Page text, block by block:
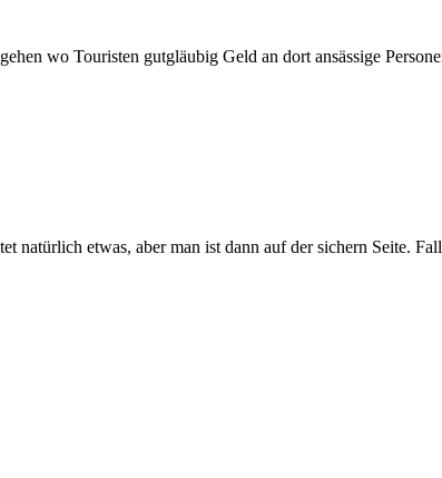
wo Touristen gutgläubig Geld an dort ansässige
etwas, aber man ist dann auf der sichern Seite.